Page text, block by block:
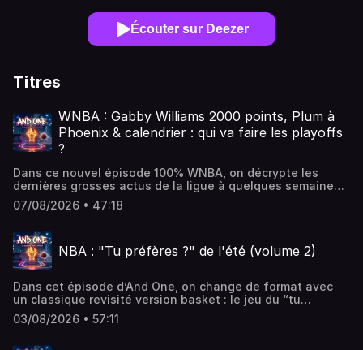
Écouter sur Deezer
Titres
WNBA : Gabby Williams 2000 points, Plum à
Phoenix & calendrier : qui va faire les playoffs
?
Dans ce nouvel épisode 100% WNBA, on décrypte les
dernières grosses actus de la ligue à quelques semaines
de la fin de la saison régulière !Au programme de la
première partie :- 🔥 Le trade de Kelsey Plum des Sparks
(Monique Akoa Makani + picks 2027 et 2028), les
implications pour les deux équipes et ce que ça change
pour la course aux playoffs. - 🎯 La barre symbolique des
(Golden State Valkyries) lors de la victoire contre Toronto :
retour sur le parcours de la Française et ce que
représente ce milestone pour le basket français en WNBA.
- 🚨 Les premières infos sur la future franchise des
07/08/2026 • 47:18
NBA : "Tu préfères ?" de l'été (volume 2)
Dans cet épisode d’And One, on change de format avec
un classique revisité version basket : le jeu du “tu
préfères” spécial NBA.Le concept est simple mais les
débats sont loin de l’être. À chaque tour, deux choix :
03/08/2026 • 57:11